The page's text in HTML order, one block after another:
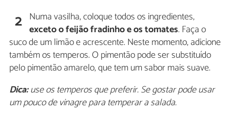
2 Numa vasilha, coloque todos os ingredientes,
exceto o feijão fradinho e os tomates. Faça o
suco de um limão e acrescente. Neste momento, adicione
também os temperos. O pimentão pode ser substituído
pelo pimentão amarelo, que tem um sabor mais suave.
Dica:use os temperos que preferir. Se gostar pode usar
um pouco de vinagre para temperar a salada.